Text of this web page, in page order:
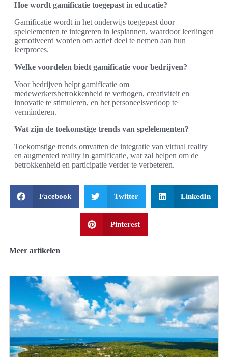
Hoe wordt gamificatie toegepast in educatie?
Gamificatie wordt in het onderwijs toegepast door
spelelementen te integreren in lesplannen, waardoor leerlingen
gemotiveerd worden om actief deel te nemen aan hun
leerproces.
Welke voordelen biedt gamificatie voor bedrijven?
Voor bedrijven helpt gamificatie om
medewerkersbetrokkenheid te verhogen, creativiteit en
innovatie te stimuleren, en het personeelsverloop te
verminderen.
Wat zijn de toekomstige trends van spelelementen?
Toekomstige trends omvatten de integratie van virtual reality
en augmented reality in gamificatie, wat zal helpen om de
betrokkenheid en participatie verder te verbeteren.
Facebook Twitter LinkedIn
Pinterest
Meer artikelen